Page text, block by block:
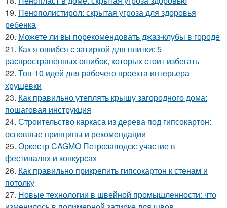
19. Пенополистирол: скрытая угроза для здоровья
ребенка
20. Можете ли вы порекомендовать джаз-клубы в городе
21. Как я ошибся с затиркой для плитки: 5
распространённых ошибок, которых стоит избегать
22. Топ-10 идей для рабочего проекта интерьера
хрущевки
23. Как правильно утеплять крышу загородного дома:
пошаговая инструкция
24. Строительство каркаса из дерева под гипсокартон:
основные принципы и рекомендации
25. Оркестр CAGMO Петрозаводск: участие в
фестивалях и конкурсах
26. Как правильно прикрепить гипсокартон к стенам и
потолку
27. Новые технологии в швейной промышленности: что